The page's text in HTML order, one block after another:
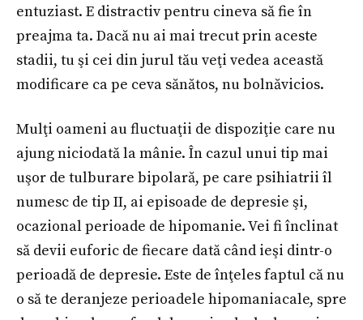
entuziast. E distractiv pentru cineva să fie în
preajma ta. Dacă nu ai mai trecut prin aceste
stadii, tu şi cei din jurul tău veţi vedea această
modificare ca pe ceva sănătos, nu bolnăvicios.
Mulţi oameni au fluctuaţii de dispoziţie care nu
ajung niciodată la mânie. În cazul unui tip mai
uşor de tulburare bipolară, pe care psihiatrii îl
numesc de tip II, ai episoade de depresie şi,
ocazional perioade de hipomanie. Vei fi înclinat
să devii euforic de fiecare dată când ieşi dintr-o
perioadă de depresie. Este de înţeles faptul că nu
o să te deranjeze perioadele hipomaniacale, spre